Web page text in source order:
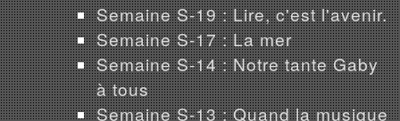
Semaine S-19 : Lire, c'est l'avenir.
Semaine S-17 : La mer
Semaine S-14 : Notre tante Gaby
à tous
Semaine S-13 : Quand la musique